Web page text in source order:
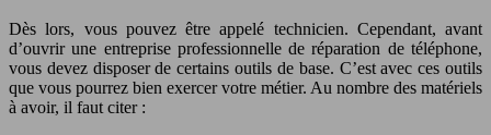
Dès lors, vous pouvez être appelé technicien. Cependant, avant
d’ouvrir une entreprise professionnelle de réparation de téléphone,
vous devez disposer de certains outils de base. C’est avec ces outils
que vous pourrez bien exercer votre métier. Au nombre des matériels
à avoir, il faut citer :